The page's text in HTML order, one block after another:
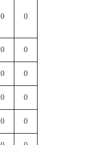
0 0
0 0
0 0
0 0
0 0